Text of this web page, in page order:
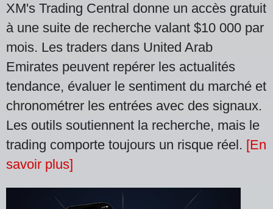
XM's Trading Central donne un accès gratuit
à une suite de recherche valant $10 000 par
mois. Les traders dans United Arab
Emirates peuvent repérer les actualités
tendance, évaluer le sentiment du marché et
chronométrer les entrées avec des signaux.
Les outils soutiennent la recherche, mais le
trading comporte toujours un risque réel. [En
savoir plus]